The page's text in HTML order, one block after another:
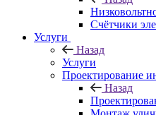
Счётчики
Услуги
Назад
Услуги
Проектирование
Назад